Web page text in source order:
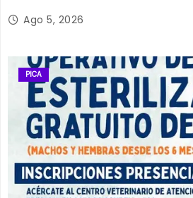
Ago 5, 2026
PICA